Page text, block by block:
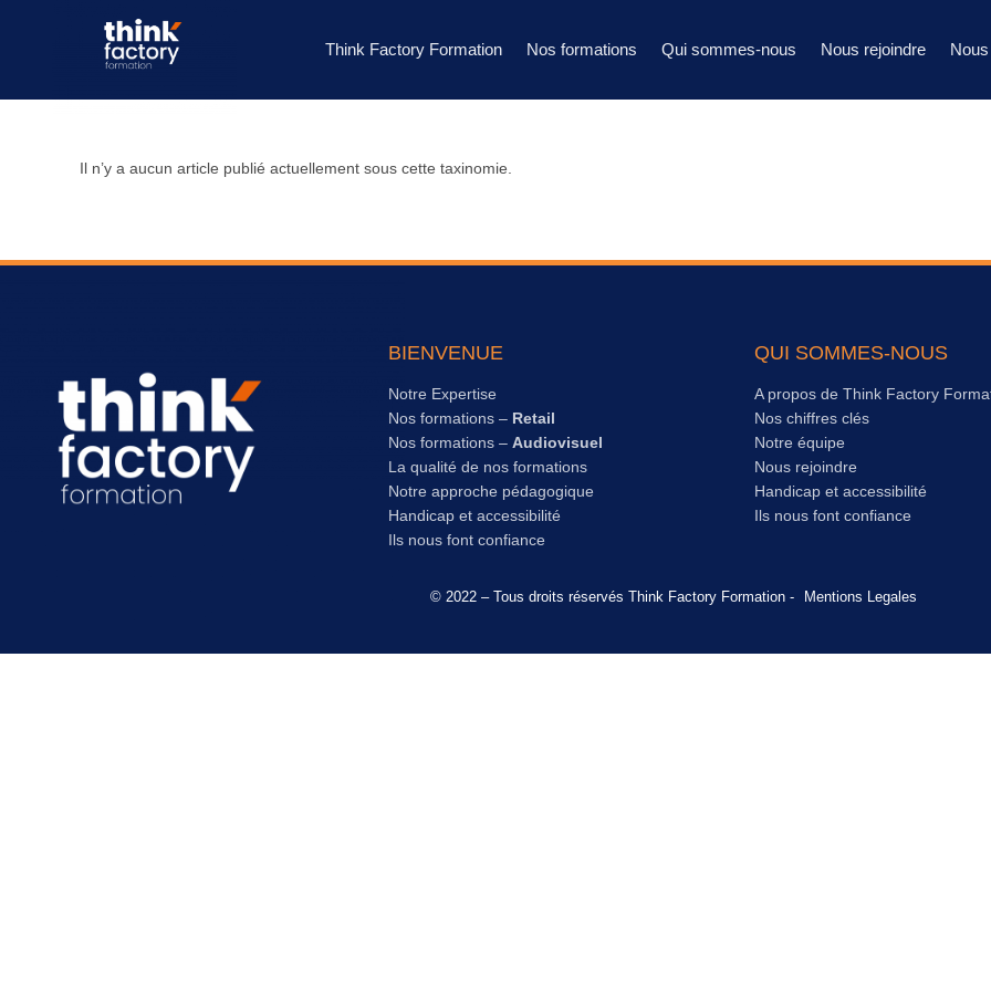
Think Factory Formation Nos formations Qui sommes-nous Nous rejoindre
Il n’y a aucun article publié actuellement sous cette taxinomie.
BIENVENUE
Notre Expertise
Nos formations – Retail
Nos formations – Audiovisuel
La qualité de nos formations
Notre approche pédagogique
Handicap et accessibilité
Ils nous font confiance
QUI SOMMES-NOUS
A propos de Think Factory
Nos chiffres clés
Notre équipe
Nous rejoindre
Handicap et accessibilité
Ils nous font confiance
© 2022 – Tous droits réservés Think Factory Formation - Mentions Legales